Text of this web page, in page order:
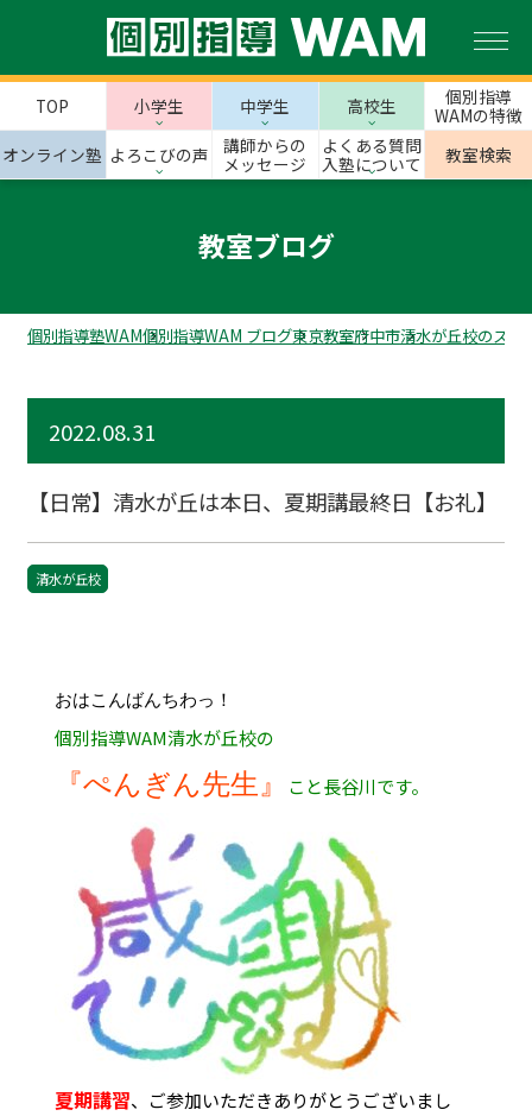
TOP 小学生 中学生 高校生
個別指導
WAMの特徴
オンライン塾 よろこびの声
講師からの
メッセージ
よくある質問
入塾について
教室検索
教室ブログ
個別指導塾WAM個別指導WAM ブログ東京教室府中市清水が丘校のスタ
2022.08.31
【日常】清水が丘は本日、夏期講最終日【お礼】
清水が丘校
おはこんばんちわっ！
個別指導WAM清水が丘校の
『ぺんぎん先生』 こと長谷川です。
夏期講習、ご参加いただきありがとうございまし